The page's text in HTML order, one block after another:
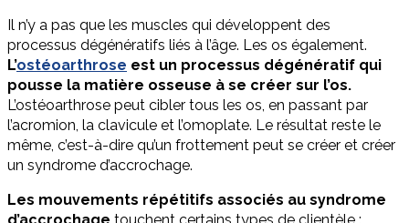
Il n’y a pas que les muscles qui développent des
processus dégénératifs liés à l’âge. Les os également.
L’ostéoarthrose est un processus dégénératif qui
pousse la matière osseuse à se créer sur l’os.
L’ostéoarthrose peut cibler tous les os, en passant par
l’acromion, la clavicule et l’omoplate. Le résultat reste le
même, c’est-à-dire qu’un frottement peut se créer et créer
un syndrome d’accrochage.
Les mouvements répétitifs associés au syndrome